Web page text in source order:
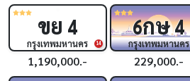
14
ขย 4
กรุงเทพมหานคร
1,190,000.-
6กษ4
กรุงเทพมหานคร
229,000.-